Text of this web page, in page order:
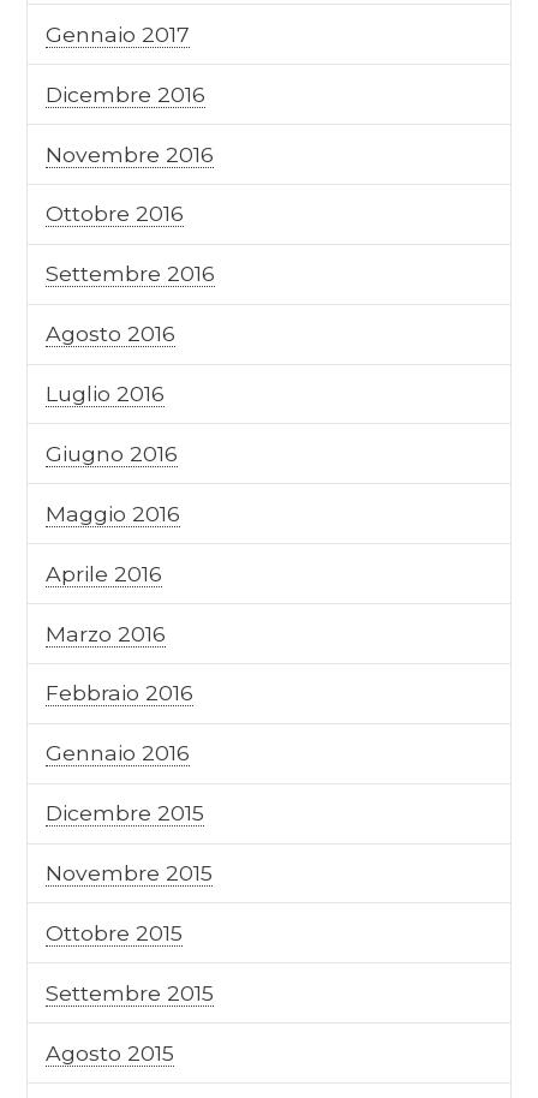
Gennaio 2017
Dicembre 2016
Novembre 2016
Ottobre 2016
Settembre 2016
Agosto 2016
Luglio 2016
Giugno 2016
Maggio 2016
Aprile 2016
Marzo 2016
Febbraio 2016
Gennaio 2016
Dicembre 2015
Novembre 2015
Ottobre 2015
Settembre 2015
Agosto 2015